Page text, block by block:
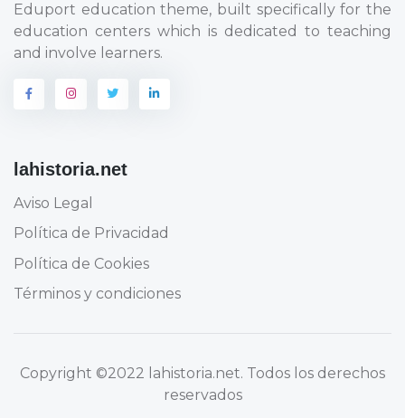
Eduport education theme, built specifically for the
education centers which is dedicated to teaching
and involve learners.
lahistoria.net
Aviso Legal
Política de Privacidad
Política de Cookies
Términos y condiciones
Copyright ©2022 lahistoria.net. Todos los derechos
reservados